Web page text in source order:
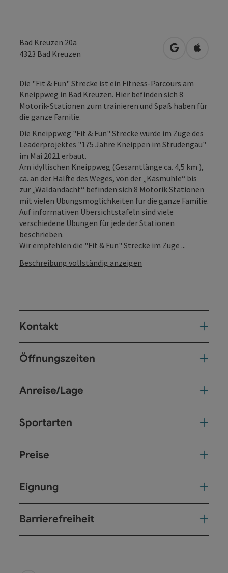
Bad Kreuzen 20a
4323 Bad Kreuzen in Google
in
Die "Fit & Fun" Strecke ist ein Fitness-Parcours am
Kneippweg in Bad Kreuzen. Hier befinden sich 8
Motorik-Stationen zum trainieren und Spaß haben für
die ganze Familie.
Die Kneippweg "Fit & Fun" Strecke wurde im Zuge des
Leaderprojektes "175 Jahre Kneippen im Strudengau"
im Mai 2021 erbaut.
Am idyllischen Kneippweg (Gesamtlänge ca. 4,5 km ),
ca. an der Hälfte des Weges, von der „Kasmühle“ bis
zur „Waldandacht“ befinden sich 8 Motorik Stationen
mit vielen Übungsmöglichkeiten für die ganze Familie.
Auf informativen Übersichtstafeln sind viele
verschiedene Übungen für jede der Stationen
beschrieben.
Wir empfehlen die "Fit & Fun" Strecke im Zuge ...
Beschreibung vollständig anzeigen
Kontakt
Öffnungszeiten
Anreise/Lage
Sportarten
Preise
Eignung
Barrierefreiheit